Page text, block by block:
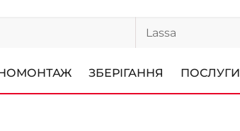
ЗБЕРІГАННЯ ПОСЛУГИ